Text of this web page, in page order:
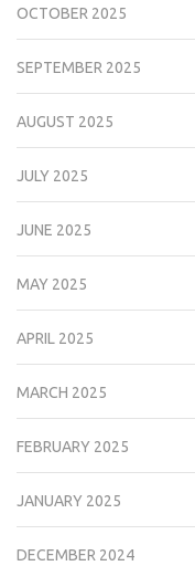
OCTOBER 2025
SEPTEMBER 2025
AUGUST 2025
JULY 2025
JUNE 2025
MAY 2025
APRIL 2025
MARCH 2025
FEBRUARY 2025
JANUARY 2025
DECEMBER 2024